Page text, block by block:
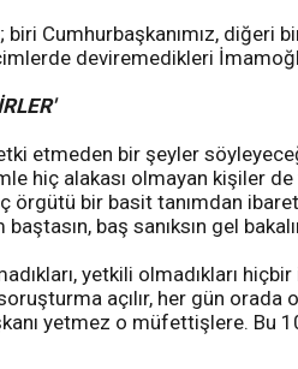
Cumhurbaşkanımız, diğeri
deviremedikleri
etmeden bir şeyler
hiç alakası olmayan kişiler
örgütü bir basit tanımdan
baş sanıksın gel
yetkili olmadıkları
açılır, her gün
yetmez o müfettişlere. Bu